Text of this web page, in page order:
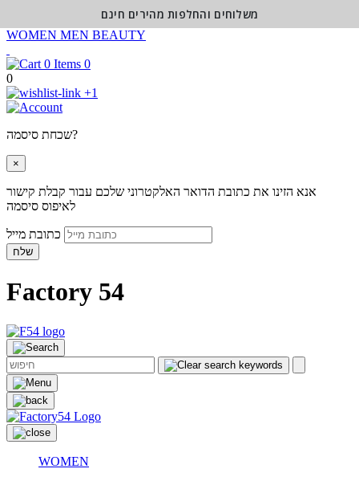
WOMEN MEN BEAUTY
0
0
+1
שכחת סיסמה?
×
אנא הזינו את כתובת הדואר האלקטרוני שלכם עבור קבלת קישור
לאיפוס סיסמה
שלח
Factory 54
WOMEN
משלוחים והחלפות מהירים חינם